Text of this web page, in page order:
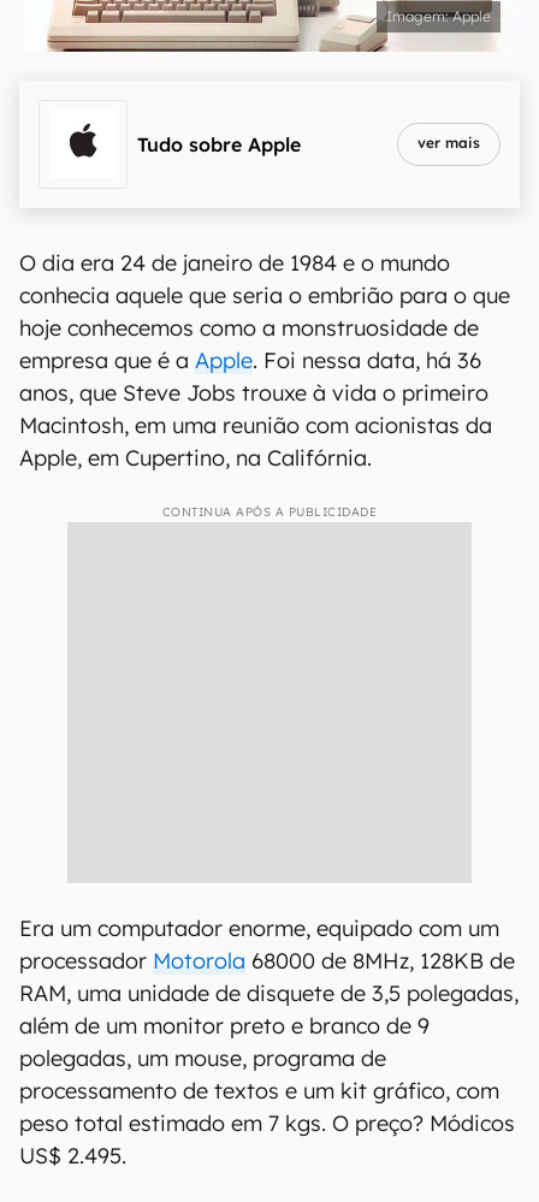
Apple
Tudo sobre Apple ver mais
O dia era 24 de janeiro de 1984 e o mundo
conhecia aquele que seria o embrião para o que
hoje conhecemos como a monstruosidade de
empresa que é a Apple. Foi nessa data, há 36
anos, que Steve Jobs trouxe à vida o primeiro
Macintosh, em uma reunião com acionistas da
Apple, em Cupertino, na Califórnia.
CONTINUA APÓS A PUBLICIDADE
Era um computador enorme, equipado com um
processador Motorola 68000 de 8MHz, 128KB de
RAM, uma unidade de disquete de 3,5 polegadas,
além de um monitor preto e branco de 9
polegadas, um mouse, programa de
processamento de textos e um kit gráfico, com
peso total estimado em 7 kgs. O preço? Módicos
US$ 2.495.